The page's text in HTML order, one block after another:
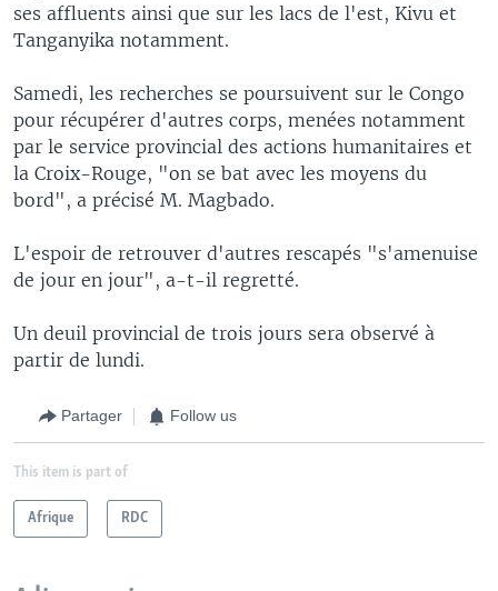
ses affluents ainsi que sur les lacs de l'est, Kivu et
Tanganyika notamment.
Samedi, les recherches se poursuivent sur le Congo
pour récupérer d'autres corps, menées notamment
par le service provincial des actions humanitaires et
la Croix-Rouge, "on se bat avec les moyens du
bord", a précisé M. Magbado.
L'espoir de retrouver d'autres rescapés "s'amenuise
de jour en jour", a-t-il regretté.
Un deuil provincial de trois jours sera observé à
partir de lundi.
Partager Follow us
This item is part of
Afrique RDC